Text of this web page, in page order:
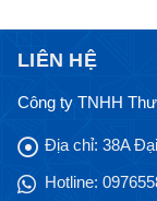
LIÊN HỆ
Công ty TNHH
Địa chỉ: 38A
Hotline: